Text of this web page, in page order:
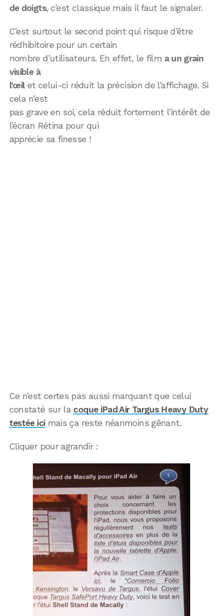
de doigts, c’est classique mais il faut le signaler.
C’est surtout le second point qui risque d’être
rédhibitoire pour un certain
nombre d’utilisateurs. En effet, le film a un grain
visible à
l’œilet celui-ci réduit la précision de l’affichage. Si
cela n’est
pas grave en soi, cela réduit fortement l’intérêt de
l’écran Rétina pour qui
apprécie sa finesse !
Ce n’est certes pas aussi marquant que celui
constaté sur la coque iPad Air Targus Heavy Duty
testée icimais ça reste néanmoins gênant.
Cliquer pour agrandir :